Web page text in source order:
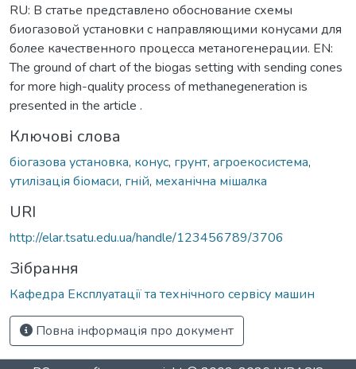
RU: В статье представлено обоснование схемы
биогазовой установки с направляющими конусами для
более качественного процесса метаногенерации. EN:
The ground of chart of the biogas setting with sending cones
for more high-quality process of methanegeneration is
presented in the article .
Ключові слова
біогазова установка, конус, грунт, агроекосистема,
утилізація біомаси, гній, механічна мішалка
URI
http://elar.tsatu.edu.ua/handle/123456789/3706
Зібрання
Кафедра Експлуатації та технічного сервісу машин
Повна інформація про документ